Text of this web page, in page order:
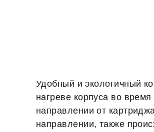
Удобный и экологичный
нагреве корпуса во
направлении от
направлении, также